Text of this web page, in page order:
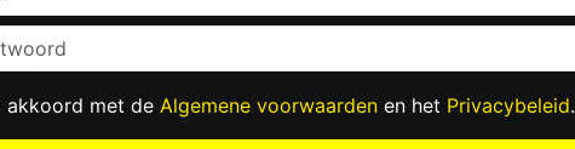
met de Algemene voorwaardenen het Privacybeleid.